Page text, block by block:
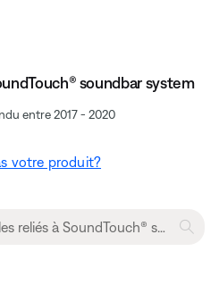
soundbar system
entre 2017 - 2020
votre produit?